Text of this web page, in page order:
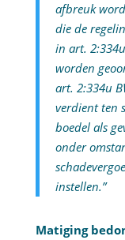
afbreuk
die de
in art.
worden
art. 2:334u
verdient ten
boedel als
onder
instellen.”
Matiging